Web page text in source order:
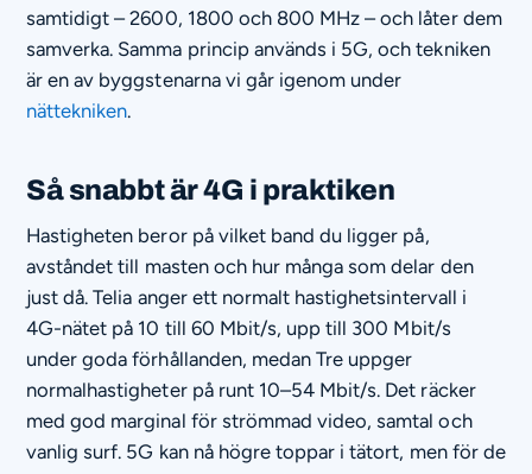
samtidigt – 2600, 1800 och 800 MHz – och låter dem
samverka. Samma princip används i 5G, och tekniken
är en av byggstenarna vi går igenom under
nättekniken.
Så snabbt är 4G i praktiken
Hastigheten beror på vilket band du ligger på,
avståndet till masten och hur många som delar den
just då. Telia anger ett normalt hastighetsintervall i
4G-nätet på 10 till 60 Mbit/s, upp till 300 Mbit/s
under goda förhållanden, medan Tre uppger
normalhastigheter på runt 10–54 Mbit/s. Det räcker
med god marginal för strömmad video, samtal och
vanlig surf. 5G kan nå högre toppar i tätort, men för de